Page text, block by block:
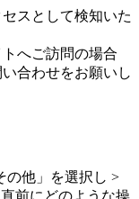
スとして検知いた
へご訪問の場合
合わせをお願いし
の他」を選択し >
前にどのような操